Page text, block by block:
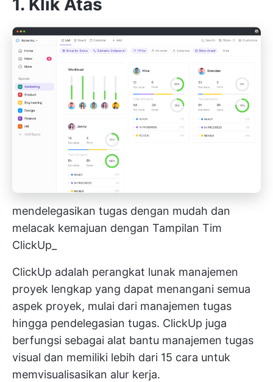
1. Klik Atas
mendelegasikan tugas dengan mudah dan
melacak kemajuan dengan Tampilan Tim
ClickUp_
ClickUp adalah perangkat lunak manajemen
proyek lengkap yang dapat menangani semua
aspek proyek, mulai dari manajemen tugas
hingga pendelegasian tugas. ClickUp juga
berfungsi sebagai alat bantu manajemen tugas
visual dan memiliki lebih dari 15 cara untuk
memvisualisasikan alur kerja.